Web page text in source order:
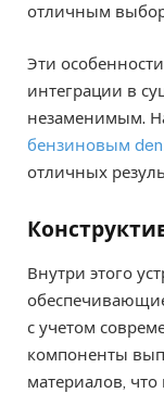
отличным
Эти
интеграции в
незаменимым.
бензиновым
отличных
Внутри этого
с учетом
компоненты
материалов, что